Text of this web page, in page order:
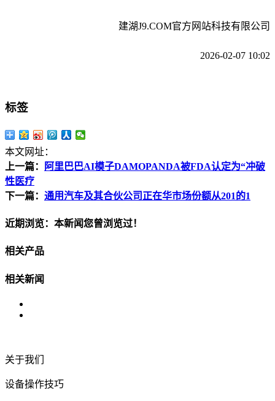
建湖J9.COM官方网站科技有限公司
2026-02-07 10:02
标签
本文网址：
上一篇：
阿里巴巴AI模子DAMOPANDA被FDA认定为“冲破
性医疗
下一篇： 通用汽车及其合伙公司正在华市场份额从201的1
近期浏览：本新闻您曾浏览过！
相关产品
相关新闻
关于我们
设备操作技巧